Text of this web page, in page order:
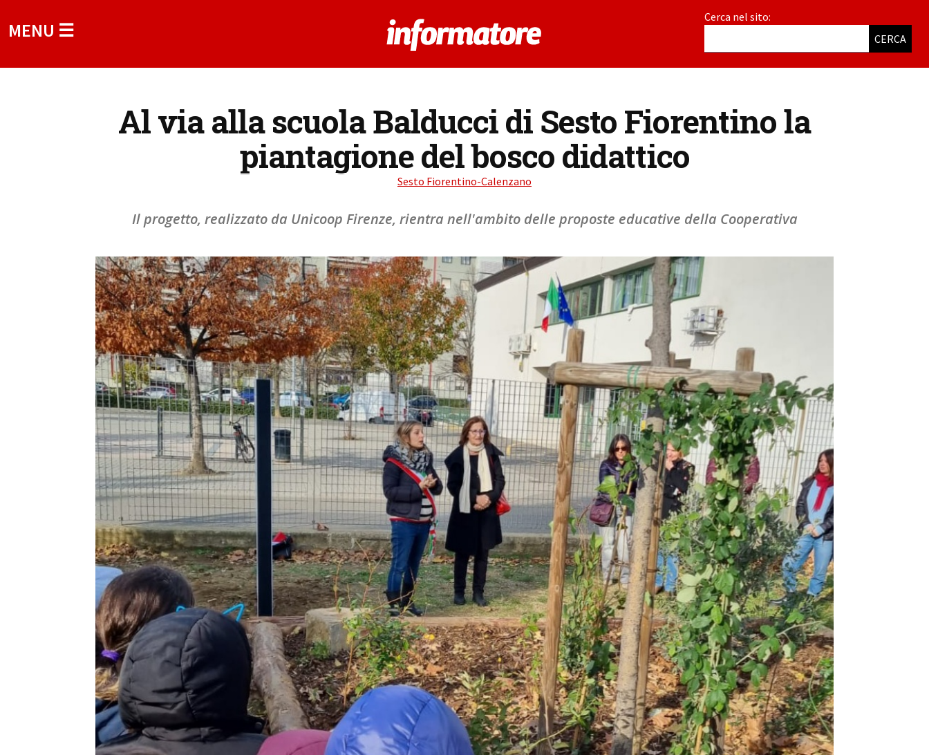
MENU ☰
Cerca nel sito:
CERCA
Al via alla scuola Balducci di Sesto Fiorentino la
piantagione del bosco didattico
Sesto Fiorentino-Calenzano
Il progetto, realizzato da Unicoop Firenze, rientra nell'ambito delle proposte educative della Cooperativa